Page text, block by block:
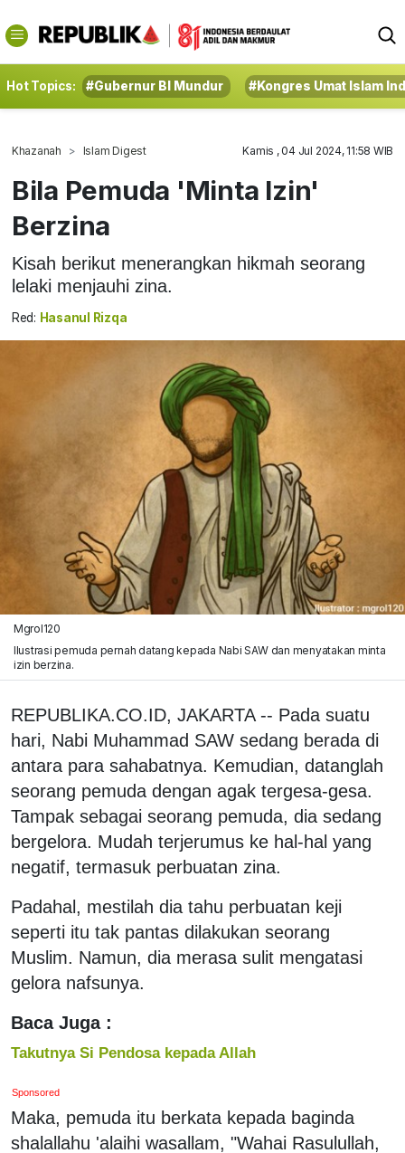
Hot Topics: #Gubernur BI Mundur #Kongres Umat Islam
Khazanah Islam Digest Kamis , 04 Jul 2024, 11:58 WIB
Bila Pemuda 'Minta Izin'
Berzina
Kisah berikut menerangkan hikmah seorang
lelaki menjauhi zina.
Red: Hasanul Rizqa
Mgrol120
Ilustrasi pemuda pernah datang kepada Nabi SAW dan menyatakan minta
izin berzina.
REPUBLIKA.CO.ID, JAKARTA -- Pada suatu
hari, Nabi Muhammad SAW sedang berada di
antara para sahabatnya. Kemudian, datanglah
seorang pemuda dengan agak tergesa-gesa.
Tampak sebagai seorang pemuda, dia sedang
bergelora. Mudah terjerumus ke hal-hal yang
negatif, termasuk perbuatan zina.
Padahal, mestilah dia tahu perbuatan keji
seperti itu tak pantas dilakukan seorang
Muslim. Namun, dia merasa sulit mengatasi
gelora nafsunya.
Baca Juga :
Takutnya Si Pendosa kepada Allah
Sponsored
Maka, pemuda itu berkata kepada baginda
shalallahu 'alaihi wasallam, "Wahai Rasulullah,